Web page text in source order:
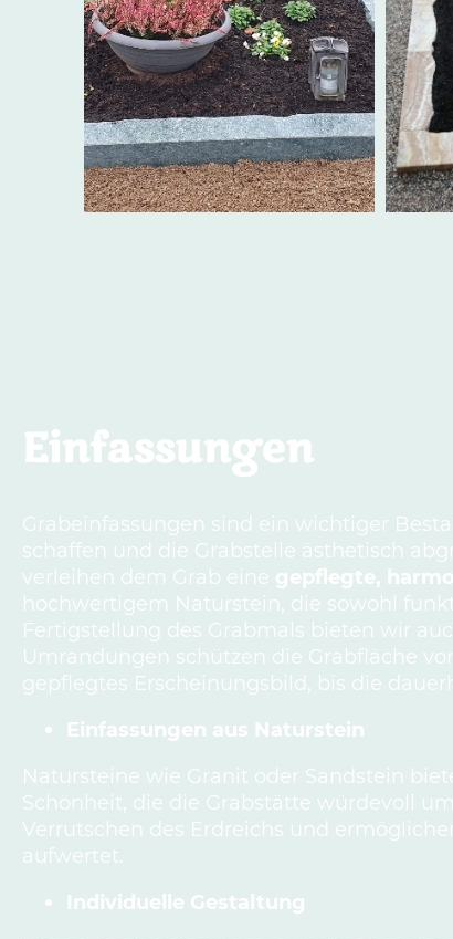
Einfassungen
Grabeinfassungen sind ein wichtiger
schaffen und die Grabstelle ästhetisch
verleihen dem Grab eine gepflegte,
hochwertigem Naturstein, die sowohl
Fertigstellung des Grabmals bieten wir
Umrandungen schützen die Grabfläche
gepflegtes Erscheinungsbild, bis die
Einfassungen aus Naturstein
Natursteine wie Granit oder Sandstein
Schönheit, die die Grabstätte würdevoll
Verrutschen des Erdreichs und
aufwertet.
Individuelle Gestaltung